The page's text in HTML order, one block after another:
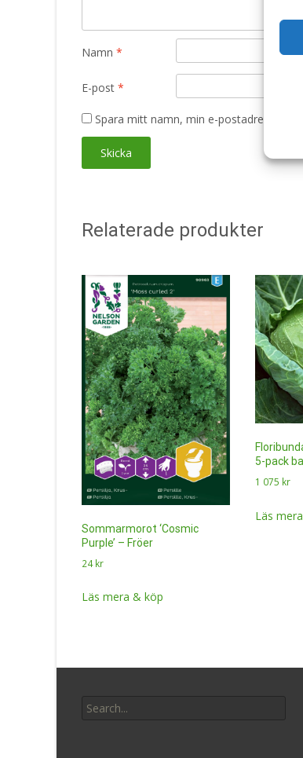
Namn *
E-post *
Spara mitt namn, min e-postadress och
Relaterade produkter
Sommarmorot ‘Cosmic
Purple’ – Fröer
24kr
Läs mera & köp
5-pack
1 075 kr
Läs
for: